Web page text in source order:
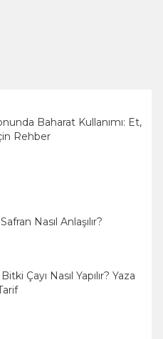
Baharat Kullanımı: Et,
Rehber
Nasıl Anlaşılır?
Çayı Nasıl Yapılır? Yaza